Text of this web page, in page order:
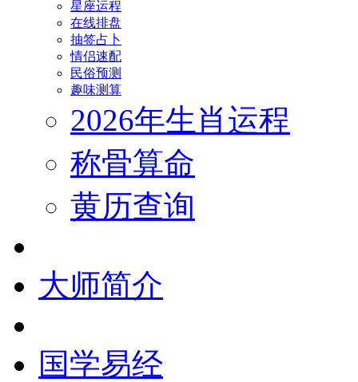
星座运程
在线排盘
抽签占卜
情侣速配
民俗预测
趣味测算
2026年生肖运程
称骨算命
黄历查询
大师简介
国学易经